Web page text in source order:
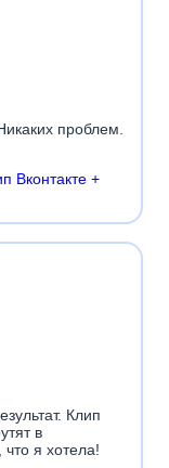
проблем.
Вконтакте +
Клип
в
я хотела!